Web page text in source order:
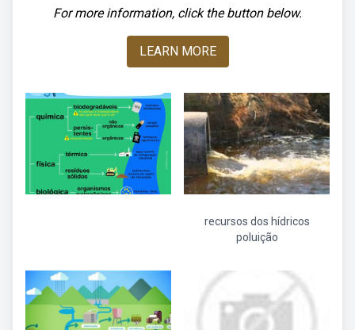
For more information, click the button below.
LEARN MORE
recursos dos hídricos
poluição